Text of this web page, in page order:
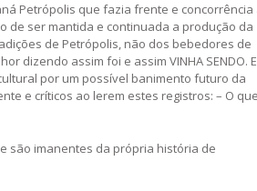
Petrópolis que fazia frente e concorrência
de ser mantida e continuada a produção da
de Petrópolis, não dos bebedores de
dizendo assim foi e assim VINHA SENDO. E
por um possível banimento futuro da
e críticos ao lerem estes registros: – O que
são imanentes da própria história de